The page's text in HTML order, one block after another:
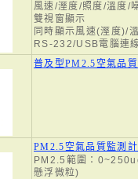
風速/溼度/照度/溫度/
雙視窗顯示
同時顯示風速(溼度)/
RS-232/USB電腦連
普及型PM2.5空氣品
PM2.5空氣品質監測計
PM2.5範圍：
懸浮微粒)